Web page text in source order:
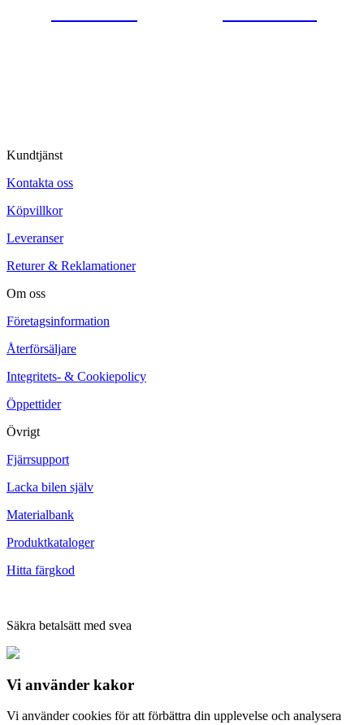
Kundtjänst
Kontakta oss
Köpvillkor
Leveranser
Returer & Reklamationer
Om oss
Företagsinformation
Återförsäljare
Integritets- & Cookiepolicy
Öppettider
Övrigt
Fjärrsupport
Lacka bilen själv
Materialbank
Produktkataloger
Hitta färgkod
Säkra betalsätt med svea
Vi använder kakor
Vi använder cookies för att förbättra din upplevelse och analysera